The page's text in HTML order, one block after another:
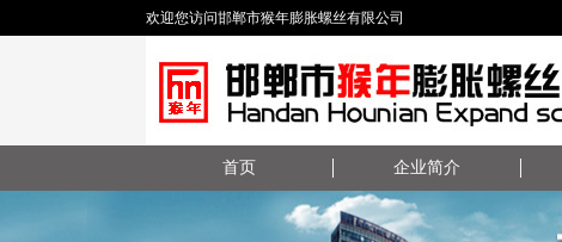
欢迎您访问邯郸市猴年膨胀螺丝有限公司
首页 企业简介